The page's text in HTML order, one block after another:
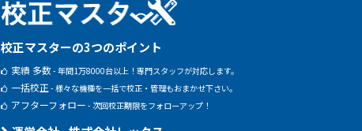
校正マスターの3つのポイント
実績 多数- 年間1万8000台以上！専門スタッフが対応します。
一括校正 - 様々な機種を一括で校正・管理もおまかせ下さい。
アフターフォロー - 次回校正期限をフォローアップ！